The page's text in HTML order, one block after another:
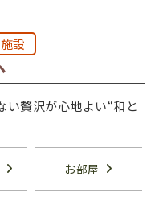
設
い贅沢が心地よい“和と
お部屋